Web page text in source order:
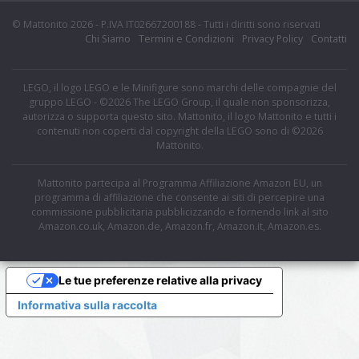
© Mattonito 2026 - P.IVA IT02667200188 - Tutti i diritti sono riservati
Chi Siamo
Termini e Condizioni Privacy Policy Contatti
LEGO, il logo LEGO e le Minifigure sono marchi delle compagnie del
gruppo LEGO - ©2026 The LEGO Group, il quale non sponsorizza,
autorizza o supporta questo sito. Mattonito, il logo Mattonito e tutti i
contenuti non coperti dal copyright della LEGO sono di ©2026
Mattonito.
Mattonito partecipa al Programma Affiliazione Amazon EU, un
programma di affiliazione che consente ai siti di percepire una
commissione pubblicitaria pubblicizzando e fornendo link al sito
Amazon.co.uk, Amazon.de, Amazon.fr, Amazon.it, Amazon.es.
Informativa sulla raccolta
Le tue preferenze relative alla privacy